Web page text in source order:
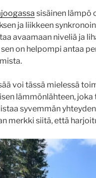
sisäinen lämpö
ja liikkeen
avaamaan niveliä ja
on helpompi antaa
voi tässä mielessä
lämmönlähteen,
syvemmän
merkki siitä, että